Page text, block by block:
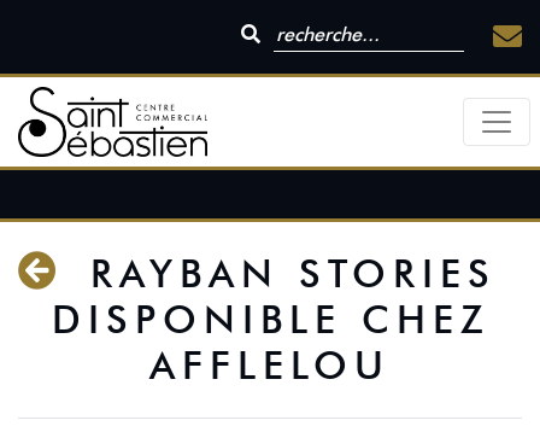
RAYBAN STORIES
DISPONIBLE CHEZ
AFFLELOU